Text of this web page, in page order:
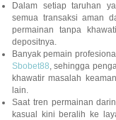
Dalam setiap taruhan
semua transaksi aman
permainan tanpa
depositnya.
Banyak pemain
Sbobet88, sehingga
khawatir masalah
lain.
Saat tren permainan
kasual kini beralih ke